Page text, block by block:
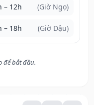
– 12h (Giờ Ngọ)
– 18h (Giờ Dậu)
để bắt đầu.